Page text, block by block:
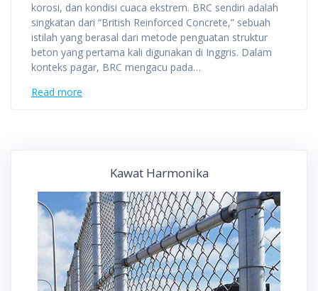
korosi, dan kondisi cuaca ekstrem. BRC sendiri adalah
singkatan dari “British Reinforced Concrete,” sebuah
istilah yang berasal dari metode penguatan struktur
beton yang pertama kali digunakan di Inggris. Dalam
konteks pagar, BRC mengacu pada…
Read more
Kawat Harmonika